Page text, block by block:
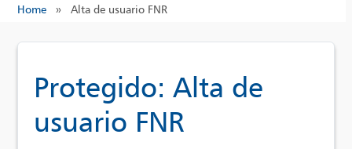
Home » Alta de usuario FNR
Protegido: Alta de
usuario FNR